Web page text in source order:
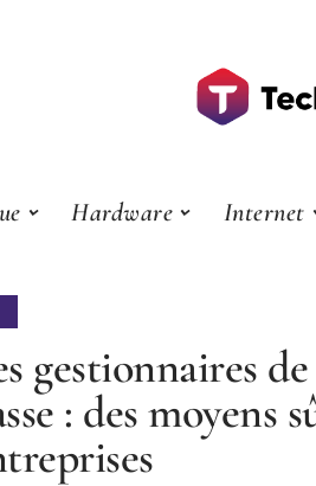
Hardware Internet
gestionnaires
: des moyens